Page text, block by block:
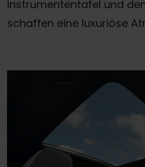
Instrumententafel und
schaffen eine luxuriöse